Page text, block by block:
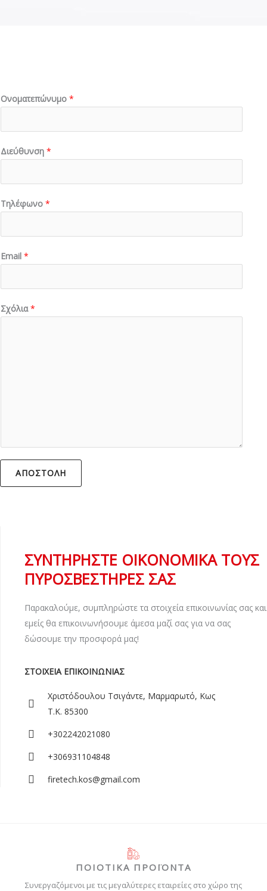
Ονοματεπώνυμο *
Διεύθυνση *
Τηλέφωνο *
Email *
Σχόλια*
ΑΠΟΣΤΟΛΉ
ΣΥΝΤΗΡΗΣΤΕ ΟΙΚΟΝΟΜΙΚΑ ΤΟΥΣ
ΠΥΡΟΣΒΕΣΤΗΡΕΣ ΣΑΣ
Παρακαλούμε, συμπληρώστε τα στοιχεία επικοινωνίας σας και
εμείς θα επικοινωνήσουμε άμεσα μαζί σας για να σας
δώσουμε την προσφορά μας!
ΣΤΟΙΧΕΙΑ ΕΠΙΚΟΙΝΩΝΙΑΣ
Χριστόδουλου Τσιγάντε, Μαρμαρωτό, Κως
Τ.Κ. 85300
+302242021080
+306931104848
firetech.kos@gmail.com
ΠΟΙΟΤΙΚΑ ΠΡΟΪΟΝΤΑ
Συνεργαζόμενοι με τις μεγαλύτερες εταιρείες στο χώρο της